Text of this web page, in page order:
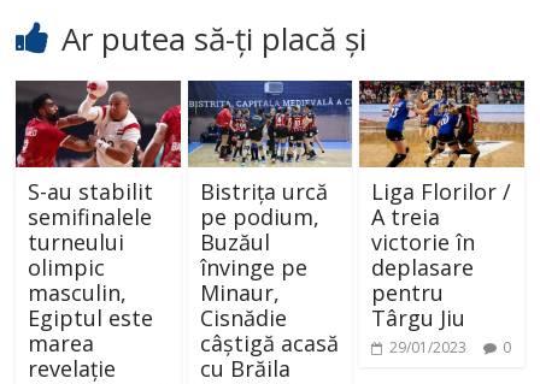
Ar putea să-ți placă și
S-au stabilit
semifinalele
turneului
olimpic
masculin,
Egiptul este
marea
revelație
Bistrița urcă
pe podium,
Buzăul
învinge pe
Minaur,
Cisnădie
câștigă acasă
cu Brăila
Liga Florilor /
A treia
victorie în
deplasare
pentru
Târgu Jiu
29/01/2023 0